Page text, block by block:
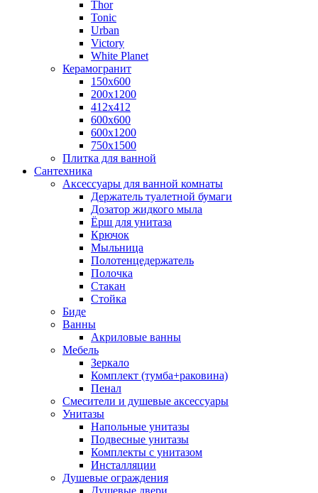
Thor
Tonic
Urban
Victory
White Planet
Керамогранит
150x600
200х1200
412x412
600x600
600x1200
750х1500
Плитка для ванной
Сантехника
Аксессуары для ванной комнаты
Держатель туалетной бумаги
Дозатор жидкого мыла
Ёрш для унитаза
Крючок
Мыльница
Полотенцедержатель
Полочка
Стакан
Стойка
Биде
Ванны
Акриловые ванны
Мебель
Зеркало
Комплект (тумба+раковина)
Пенал
Смесители и душевые аксессуары
Унитазы
Напольные унитазы
Подвесные унитазы
Комплекты с унитазом
Инсталляции
Душевые ограждения
Душевые двери